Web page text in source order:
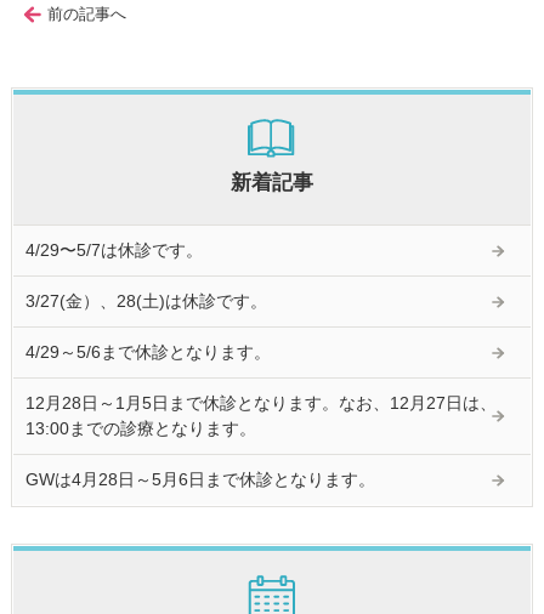
前の記事へ
新着記事
4/29〜5/7は休診です。
3/27(金）、28(土)は休診です。
4/29～5/6まで休診となります。
12月28日～1月5日まで休診となります。なお、12月27日は、
13:00までの診療となります。
GWは4月28日～5月6日まで休診となります。